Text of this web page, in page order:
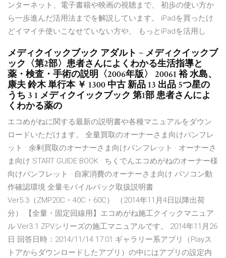
ンターネット、電子書籍や映画の視聴まで、 初歩の使い方か
ら一歩進んだ活用法までを解説しています。 iPadを買ったけ
どイマイチ使いこなせていない方や、 もっとiPadを活用し
メディクイックブック アダルト ~ メディクイックブ
ック〈第2部〉患者さんによくわかる生活指導と
薬・検査・手術の説明〈2006年版〉 20061 裕 水島、
康夫 鈴木 単行本 ￥ 1300 中古 新品 13 出品 5つ星の
うち 3 1 メディクイックブック 第1部 患者さんによ
くわかる薬の
エコめがねに関する最新の説明書や各種マニュアルをダウン
ロードいただけます。 全量買取のオーナーさま向けパンフレ
ット · 余剰買取のオーナーさま向けパンフレット · オーナーさ
ま向け START GUIDE BOOK · ちくでんエコめがねのオーナー様
向けパンフレット · 自家消費のオーナーさま向け パソコン動
作確認環境 全量モバイルパック取扱説明書
Ver5.3（ZMP20C・40C・60C） （2014年11月4日以降出荷
分） 【全量・固定回線用】エコめがね施工クイックマニュア
ル Ver3.1 ZPVシリーズの施工マニュアルです。 2014年11月26
日 回答日時：2014/11/14 17:01 ギャラリー系アプリ（Playス
トアからダウンロードしたアプリ）の中にはアプリの設定内